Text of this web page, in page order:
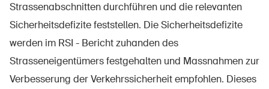
Strassenabschnitten durchführen und die relevanten
Sicherheitsdefizite feststellen. Die Sicherheitsdefizite
werden im RSI - Bericht zuhanden des
Strasseneigentümers festgehalten und Massnahmen zur
Verbesserung der Verkehrssicherheit empfohlen. Dieses